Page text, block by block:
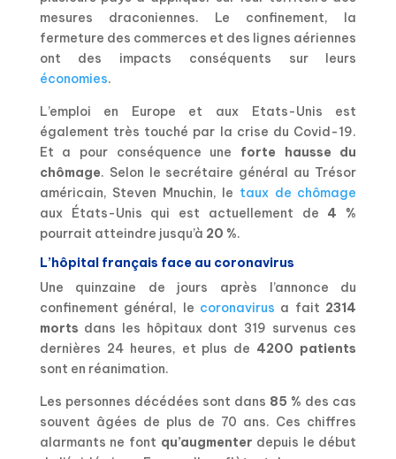
mesures draconiennes. Le confinement, la
fermeture des commerces et des lignes aériennes
ont des impacts conséquents sur leurs
économies.
L’emploi en Europe et aux Etats-Unis est
également très touché par la crise du Covid-19.
Et a pour conséquence une forte hausse du
chômage. Selon le secrétaire général au Trésor
américain, Steven Mnuchin, le taux de chômage
aux États-Unis qui est actuellement de 4 %
pourrait atteindre jusqu’à 20 %.
L’hôpital français face au coronavirus
Une quinzaine de jours après l’annonce du
confinement général, le coronavirus a fait 2314
morts dans les hôpitaux dont 319 survenus ces
dernières 24 heures, et plus de 4200 patients
sont en réanimation.
Les personnes décédées sont dans 85 % des cas
souvent âgées de plus de 70 ans. Ces chiffres
alarmants ne font qu’augmenter depuis le début